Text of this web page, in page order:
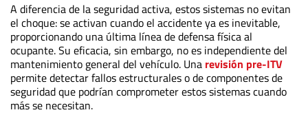
A diferencia de la seguridad activa, estos sistemas no evitan
el choque: se activan cuando el accidente ya es inevitable,
proporcionando una última línea de defensa física al
ocupante. Su eficacia, sin embargo, no es independiente del
mantenimiento general del vehículo. Una revisión pre-ITV
permite detectar fallos estructurales o de componentes de
seguridad que podrían comprometer estos sistemas cuando
más se necesitan.